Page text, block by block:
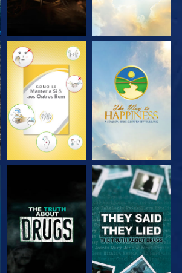
VEJA VEJA
VEJA VEJA